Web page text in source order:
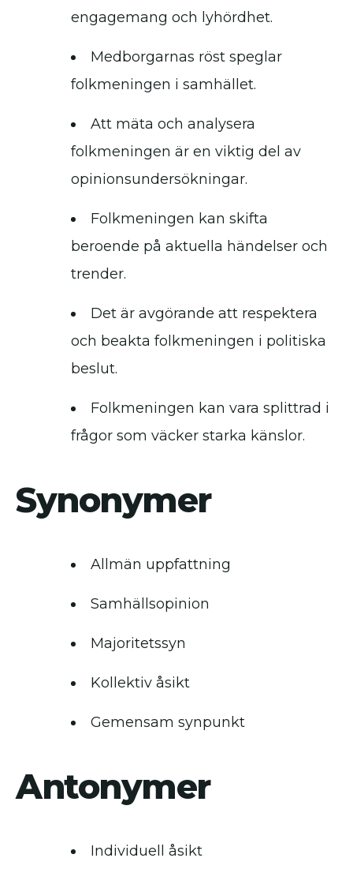
engagemang och lyhördhet.
Medborgarnas röst speglar
folkmeningen i samhället.
Att mäta och analysera
folkmeningen är en viktig del av
opinionsundersökningar.
Folkmeningen kan skifta
beroende på aktuella händelser och
trender.
Det är avgörande att respektera
och beakta folkmeningen i politiska
beslut.
Folkmeningen kan vara splittrad i
frågor som väcker starka känslor.
Synonymer
Allmän uppfattning
Samhällsopinion
Majoritetssyn
Kollektiv åsikt
Gemensam synpunkt
Antonymer
Individuell åsikt